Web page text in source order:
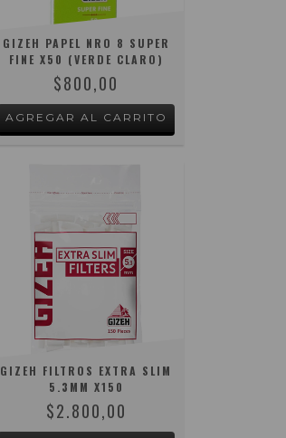
GIZEH PAPEL NRO 8 SUPER
FINE X50 (VERDE CLARO)
$800,00
GIZEH FILTROS EXTRA SLIM
5.3MM X150
$2.800,00